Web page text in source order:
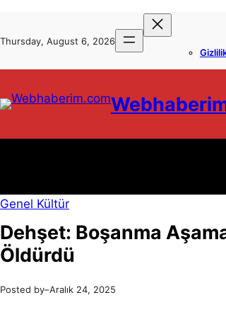
geç
to
Thursday, August 6, 2026
Genel Kültür
Dehşet: Boşanma
Öldürdü
Posted by–Aralık 24, 2025